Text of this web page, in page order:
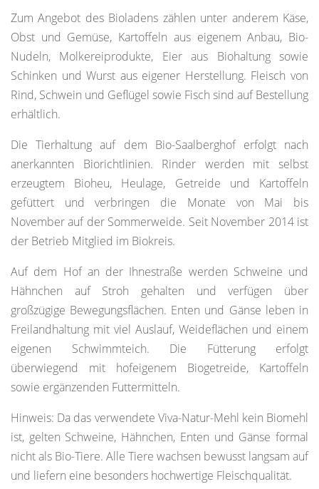
Zum Angebot des Bioladens zählen unter anderem Käse,
Obst und Gemüse, Kartoffeln aus eigenem Anbau, Bio-
Nudeln, Molkereiprodukte, Eier aus Biohaltung sowie
Schinken und Wurst aus eigener Herstellung. Fleisch von
Rind, Schwein und Geflügel sowie Fisch sind auf Bestellung
erhältlich.
Die Tierhaltung auf dem Bio-Saalberghof erfolgt nach
anerkannten Biorichtlinien. Rinder werden mit selbst
erzeugtem Bioheu, Heulage, Getreide und Kartoffeln
gefüttert und verbringen die Monate von Mai bis
November auf der Sommerweide. Seit November 2014 ist
der Betrieb Mitglied im Biokreis.
Auf dem Hof an der Ihnestraße werden Schweine und
Hähnchen auf Stroh gehalten und verfügen über
großzügige Bewegungsflächen. Enten und Gänse leben in
Freilandhaltung mit viel Auslauf, Weideflächen und einem
eigenen Schwimmteich. Die Fütterung erfolgt
überwiegend mit hofeigenem Biogetreide, Kartoffeln
sowie ergänzenden Futtermitteln.
Hinweis: Da das verwendete Viva-Natur-Mehl kein Biomehl
ist, gelten Schweine, Hähnchen, Enten und Gänse formal
nicht als Bio-Tiere. Alle Tiere wachsen bewusst langsam auf
und liefern eine besonders hochwertige Fleischqualität.